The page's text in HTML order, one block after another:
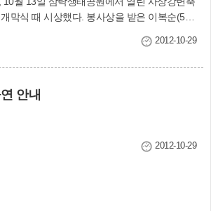
리의 밝은 미래이며 희망인 아이들의 손을 잡
생학습축제 부스에 들러 흙으로 작은 그릇을
께 빚어보며, 함박웃음을 터뜨리기도 했다. 12개
주민자치회 프로그램 수강생들의 발표회인 ‘우
을 어울마당’과 신나는 사상 여성 셔플댄스도
명이 펼친 ‘독도는 우리땅’ 플래시 몹(사진)을
이어 ‘강강술래 플래시 몹’이 펼쳐지자 모두 자
막식 때 시상했다. 봉사상을 받은 이복순(53·
6년째 자원봉사활동을 벌여왔으며, 경로잔치,
지원하는 등 온정의 손길을 아끼지 않았다.
달하는 활동을 펼쳐왔다. 또 청소년선도 캠페인,
간방범활동, 등산로 정비, 방역 활동에도 힘써
2012-10-29
안내
2012-10-29